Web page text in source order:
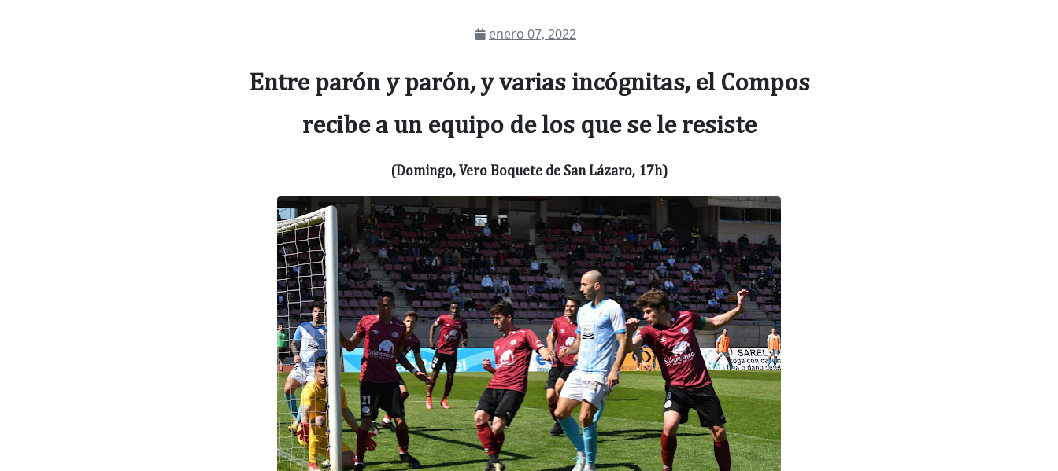
enero 07, 2022
Entre parón y parón, y varias incógnitas, el Compos
recibe a un equipo de los que se le resiste
(Domingo, Vero Boquete de San Lázaro, 17h)